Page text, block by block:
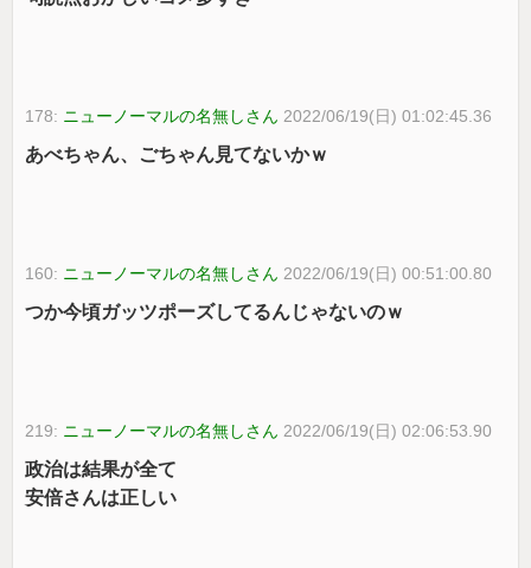
178: ニューノーマルの名無しさん 2022/06/19(日) 01:02:45.36
あべちゃん、ごちゃん見てないかｗ
160: ニューノーマルの名無しさん 2022/06/19(日) 00:51:00.80
つか今頃ガッツポーズしてるんじゃないのｗ
219: ニューノーマルの名無しさん 2022/06/19(日) 02:06:53.90
政治は結果が全て
安倍さんは正しい